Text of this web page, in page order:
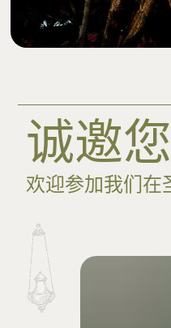
诚邀您
欢迎参加我们在